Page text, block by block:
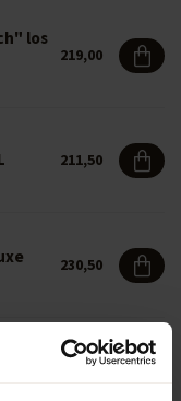
los
219,00
211,50
230,50
229,00